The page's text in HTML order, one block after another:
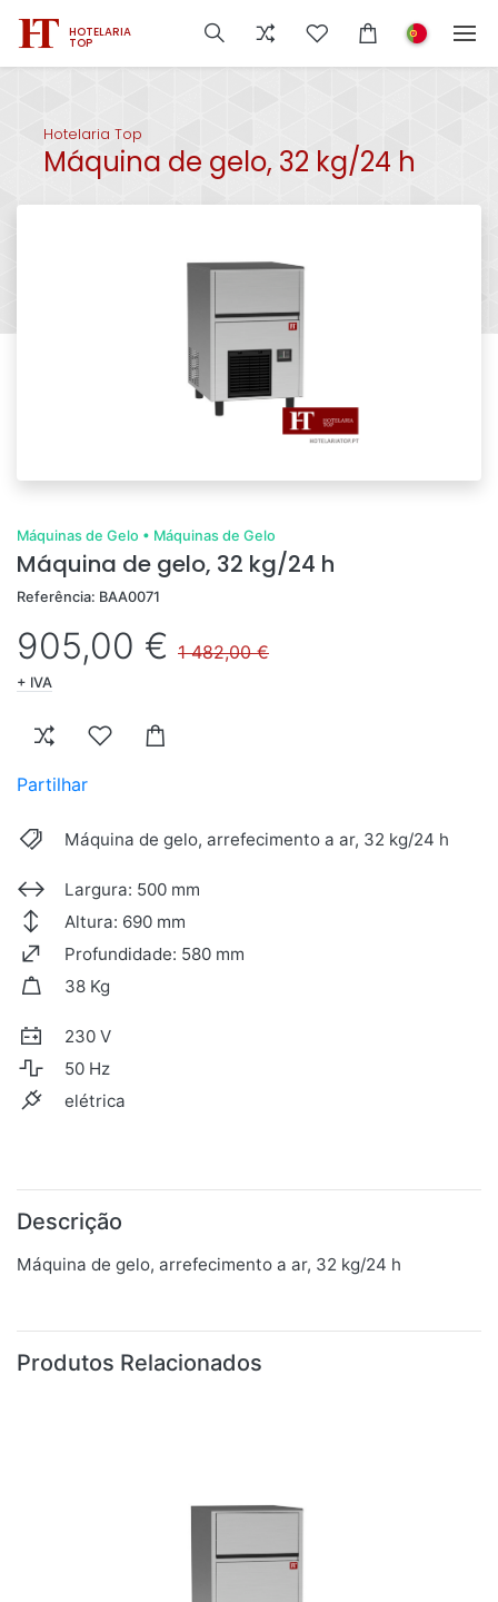
HOTELARIA
TOP
Hotelaria Top
Máquina de gelo, 32 kg/24 h
Máquinas de Gelo • Máquinas de Gelo
Máquina de gelo, 32 kg/24 h
Referência: BAA0071
905,00 € 1 482,00 €
+ IVA
Partilhar
Máquina de gelo, arrefecimento a ar, 32 kg/24 h
Largura: 500 mm
Altura: 690 mm
Profundidade: 580 mm
38 Kg
230 V
50 Hz
elétrica
Descrição
Máquina de gelo, arrefecimento a ar, 32 kg/24 h
Produtos Relacionados